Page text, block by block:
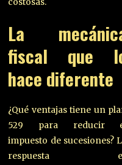
La
fiscal que
hace diferente
¿Qué ventajas tiene un
529 para reducir
impuesto de sucesiones?
respuesta